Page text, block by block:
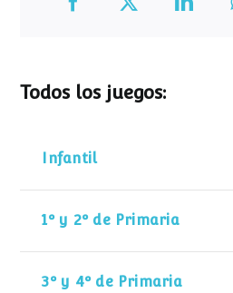
Todos los juegos:
Infantil
1º y 2º de Primaria
3º y 4º de Primaria